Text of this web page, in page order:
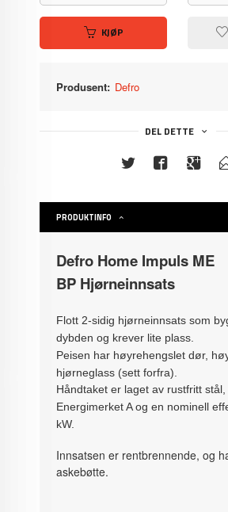
KJØP
Produsent: Defro
DEL DETTE
PRODUKTINFO
Defro Home Impuls ME
BP Hjørneinnsats
Flott 2-sidig hjørneinnsats som
dybden og krever lite plass.
Peisen har høyrehengslet dør,
hjørneglass (sett forfra).
Håndtaket er laget av rustfritt
Energimerket A og en nominell
kW.
Innsatsen er rentbrennende, og
askebøtte.